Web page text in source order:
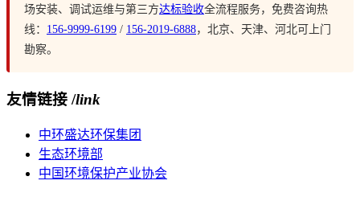
场安装、调试运维与第三方达标验收全流程服务，免费咨询热
线： 156-9999-6199 / 156-2019-6888，北京、天津、河北可上门
勘察。
友情链接 /link
中环盛达环保集团
生态环境部
中国环境保护产业协会